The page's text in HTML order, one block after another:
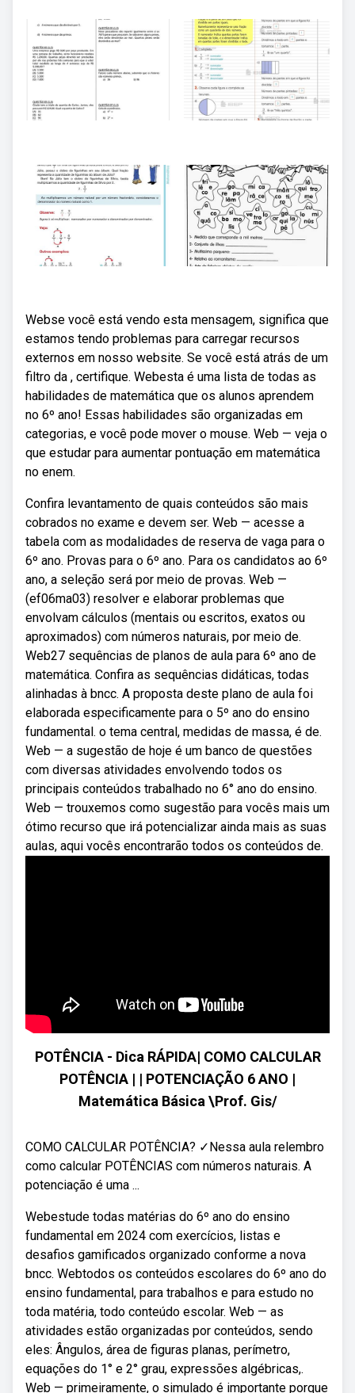
Webse você está vendo esta mensagem, significa que
estamos tendo problemas para carregar recursos
externos em nosso website. Se você está atrás de um
filtro da , certifique. Webesta é uma lista de todas as
habilidades de matemática que os alunos aprendem
no 6º ano! Essas habilidades são organizadas em
categorias, e você pode mover o mouse. Web — veja o
que estudar para aumentar pontuação em matemática
no enem.
Confira levantamento de quais conteúdos são mais
cobrados no exame e devem ser. Web — acesse a
tabela com as modalidades de reserva de vaga para o
6º ano. Provas para o 6º ano. Para os candidatos ao 6º
ano, a seleção será por meio de provas. Web —
(ef06ma03) resolver e elaborar problemas que
envolvam cálculos (mentais ou escritos, exatos ou
aproximados) com números naturais, por meio de.
Web27 sequências de planos de aula para 6º ano de
matemática. Confira as sequências didáticas, todas
alinhadas à bncc. A proposta deste plano de aula foi
elaborada especificamente para o 5º ano do ensino
fundamental. o tema central, medidas de massa, é de.
Web — a sugestão de hoje é um banco de questões
com diversas atividades envolvendo todos os
principais conteúdos trabalhado no 6° ano do ensino.
Web — trouxemos como sugestão para vocês mais um
ótimo recurso que irá potencializar ainda mais as suas
aulas, aqui vocês encontrarão todos os conteúdos de.
POTÊNCIA - Dica RÁPIDA| COMO CALCULAR
POTÊNCIA | | POTENCIAÇÃO 6 ANO |
Matemática Básica \Prof. Gis/
COMO CALCULAR POTÊNCIA? ✓Nessa aula relembro
como calcular POTÊNCIAS com números naturais. A
potenciação é uma ...
Webestude todas matérias do 6º ano do ensino
fundamental em 2024 com exercícios, listas e
desafios gamificados organizado conforme a nova
bncc. Webtodos os conteúdos escolares do 6º ano do
ensino fundamental, para trabalhos e para estudo no
toda matéria, todo conteúdo escolar. Web — as
atividades estão organizadas por conteúdos, sendo
eles: Ângulos, área de figuras planas, perímetro,
equações do 1° e 2° grau, expressões algébricas,.
Web — primeiramente, o simulado é importante porque